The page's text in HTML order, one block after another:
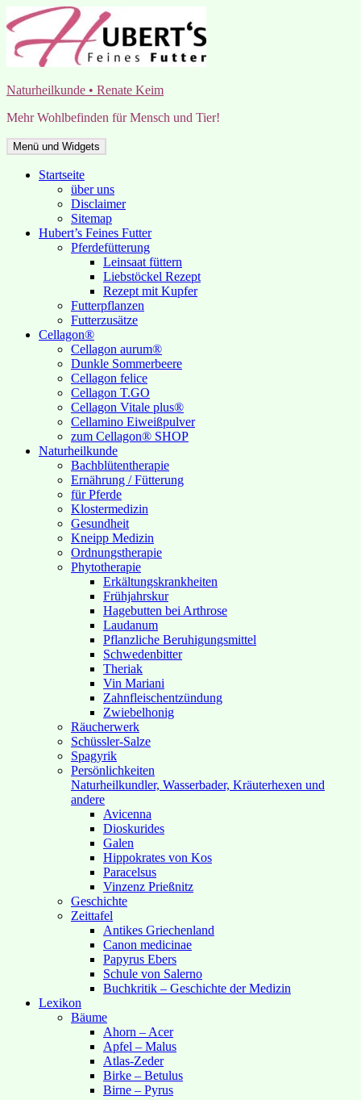
Zum
Inhalt
springen
Naturheilkunde • Renate Keim
Mehr Wohlbefinden für Mensch und Tier!
Menü und Widgets
Startseite
über uns
Disclaimer
Sitemap
Hubert’s Feines Futter
Pferdefütterung
Leinsaat füttern
Liebstöckel Rezept
Rezept mit Kupfer
Futterpflanzen
Futterzusätze
Cellagon®
Cellagon aurum®
Dunkle Sommerbeere
Cellagon felice
Cellagon T.GO
Cellagon Vitale plus®
Cellamino Eiweißpulver
zum Cellagon® SHOP
Naturheilkunde
Bachblütentherapie
Ernährung / Fütterung
für Pferde
Klostermedizin
Gesundheit
Kneipp Medizin
Ordnungstherapie
Phytotherapie
Erkältungskrankheiten
Frühjahrskur
Hagebutten bei Arthrose
Laudanum
Pflanzliche Beruhigungsmittel
Schwedenbitter
Theriak
Vin Mariani
Zahnfleischentzündung
Zwiebelhonig
Räucherwerk
Schüssler-Salze
Spagyrik
Persönlichkeiten
Naturheilkundler, Wasserbader, Kräuterhexen und
andere
Avicenna
Dioskurides
Galen
Hippokrates von Kos
Paracelsus
Vinzenz Prießnitz
Geschichte
Zeittafel
Antikes Griechenland
Canon medicinae
Papyrus Ebers
Schule von Salerno
Buchkritik – Geschichte der Medizin
Lexikon
Bäume
Ahorn – Acer
Apfel – Malus
Atlas-Zeder
Birke – Betulus
Birne – Pyrus